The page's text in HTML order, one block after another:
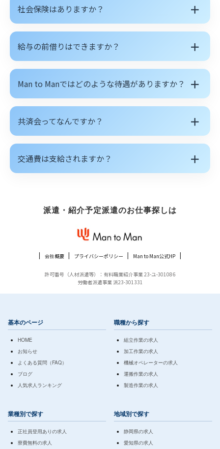
社会保険はありますか？ ＋
給与の前借りはできますか？ ＋
Man to Manではどのような待遇がありますか？ ＋
共済会ってなんですか？ ＋
交通費は支給されますか？ ＋
派遣・紹介予定派遣のお仕事探しは
会社概要 プライバシーポリシー Man to Man公式HP
許可番号（人材派遣等）：有料職業紹介事業 23-ユ-301086
労働者派遣事業 派23-301331
基本のページ
HOME
お知らせ
よくある質問（FAQ）
ブログ
人気求人ランキング
職種から探す
組立作業の求人
加工作業の求人
機械オペレーターの求人
運搬作業の求人
製造作業の求人
業種別で探す
正社員登用ありの求人
寮費無料の求人
地域別で探す
静岡県の求人
愛知県の求人